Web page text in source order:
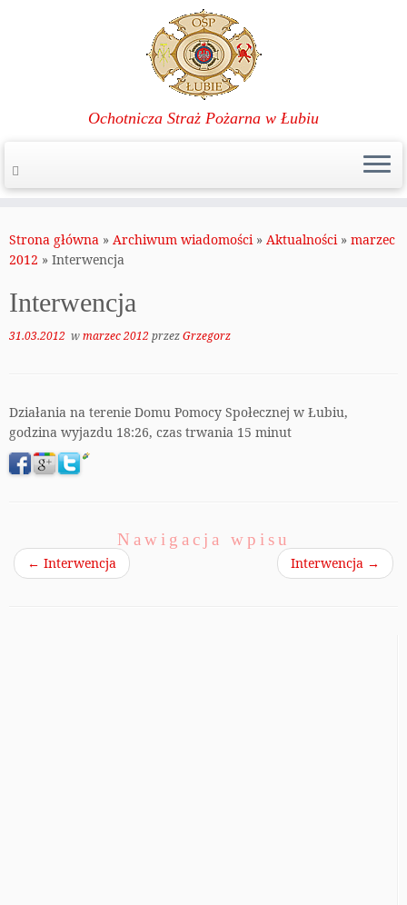
do
treści
Ochotnicza Straż Pożarna w Łubiu
Strona główna » Archiwum wiadomości » Aktualności » marzec
2012 » Interwencja
Interwencja
31.03.2012 wmarzec 2012 przezGrzegorz
Działania na terenie Domu Pomocy Społecznej w Łubiu,
godzina wyjazdu 18:26, czas trwania 15 minut
Nawigacja wpisu
← Interwencja Interwencja →